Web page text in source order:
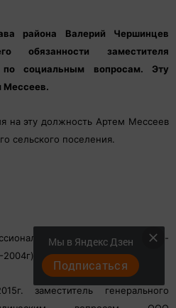
района Валерий Чершинцев
обязанности заместителя
по социальным вопросам. Эту
Мессеев.
на эту должность Артем Мессеев
сельского поселения.
Казанский социально-
Специальность: юрист.
заместитель генерального
Мы в Яндекс Дзен
Подписаться